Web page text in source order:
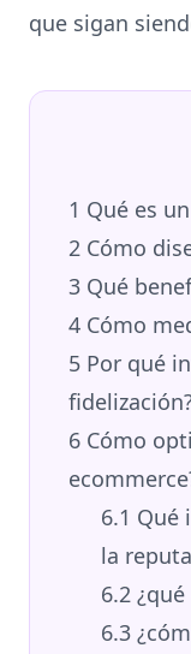
que sigan
1 Qué es
2 Cómo
3 Qué
4 Cómo
5 Por qué
6 Cómo
6.1 Qué
la
6.2
6.3